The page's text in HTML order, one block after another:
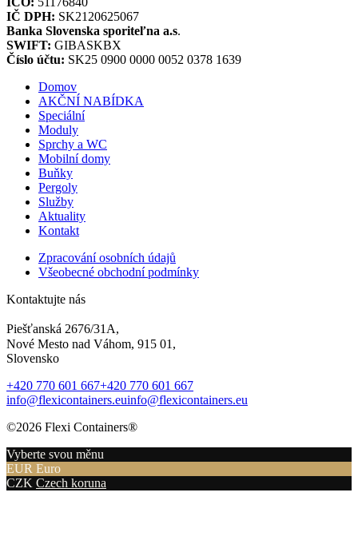
IČ DPH: SK2120625067
Banka Slovenska sporiteľna a.s.
SWIFT: GIBASKBX
Číslo účtu: SK25 0900 0000 0052 0378 1639
Domov
AKČNÍ NABÍDKA
Speciální
Moduly
Sprchy a WC
Mobilní domy
Buňky
Pergoly
Služby
Aktuality
Kontakt
Zpracování osobních údajů
Všeobecné obchodní podmínky
Kontaktujte nás
Piešťanská 2676/31A,
Nové Mesto nad Váhom, 915 01,
Slovensko
+420 770 601 667+420 770 601 667
info@flexicontainers.euinfo@flexicontainers.eu
©2026 Flexi Containers®
Vyberte svou měnu
EUR Euro
CZK Czech koruna